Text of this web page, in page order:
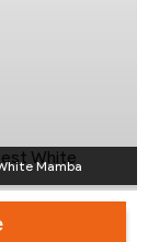
Mamba